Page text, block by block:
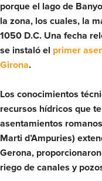
porque el lago de
la zona, los cuales, la
1050 D.C. Una fecha
se instaló el primer
Girona.
Los conocimientos
recursos hídricos que
asentamientos
Marti d’Ampuries)
Gerona,
riego de canales y